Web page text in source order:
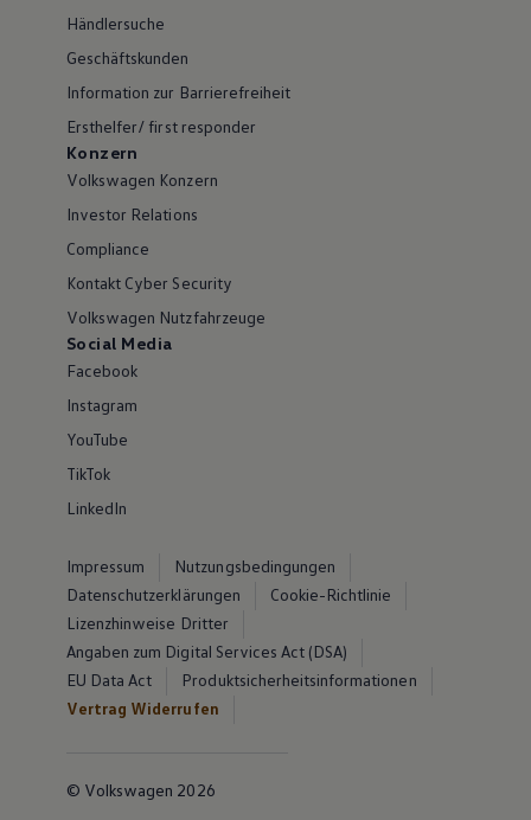
Händlersuche
Geschäftskunden
Information zur Barrierefreiheit
Ersthelfer/ first responder
Konzern
Volkswagen Konzern
Investor Relations
Compliance
Kontakt Cyber Security
Volkswagen Nutzfahrzeuge
Social Media
Facebook
Instagram
YouTube
TikTok
LinkedIn
Impressum
Nutzungsbedingungen
Datenschutzerklärungen
Cookie-Richtlinie
Lizenzhinweise Dritter
Angaben zum Digital Services Act (DSA)
EU Data Act
Produktsicherheitsinformationen
Vertrag Widerrufen
© Volkswagen 2026